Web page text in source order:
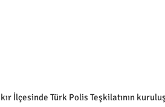
İlçesinde Türk Polis Teşkilatının